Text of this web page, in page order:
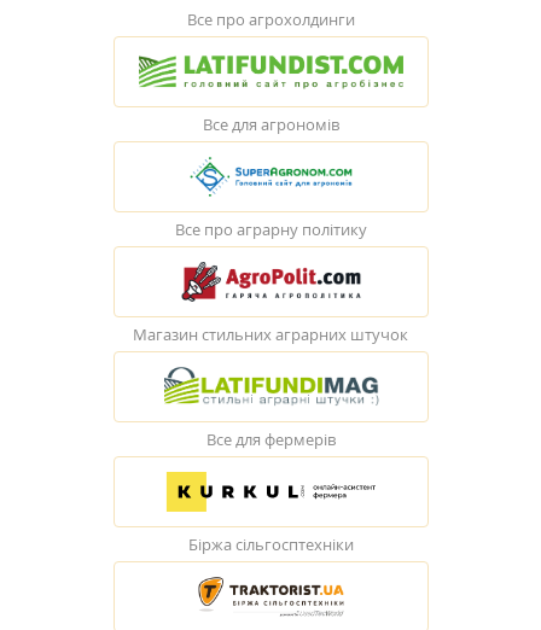
Все про агрохолдинги
Все для агрономів
Все про аграрну політику
Магазин стильних аграрних штучок
Все для фермерів
Біржа сільгосптехніки